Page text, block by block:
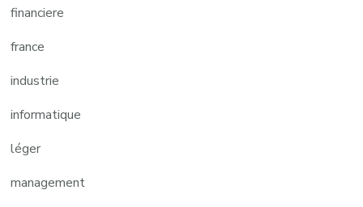
financiere
france
industrie
informatique
léger
management